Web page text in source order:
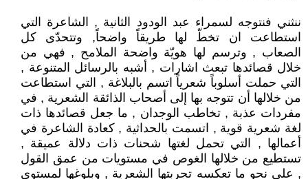
ننثني فنتوجه لسمراء عبد الودود الثانية , الشاعرة التي
استطاعت ان تخطّ لها طريقاً واضحاً, وتتحدّى كل
الصعاب , وترسم لها هويّة واضحة الملامح , فهي من
خلال قصائدها تبعث اشارات , أشبه بالرسائل المتنوعة ,
التي حملت أسلوباً شعرياً اتسم بالبلاغة , التي استطاعت
من خلالها أن تتوجه بها إلى أصحاب الذائقة الشعرية , في
مفردات عذبة , تخاطب الوجدان , ما جعل قصائدها ذات
لغة شعرية قوية , اتسمت بالحداثية , كعادة الشاعرة في
أعمالها , التي تحمل لغتها شحنات ذات دلالة عميقة ,
تستطيع من خلالها الغوص في مستويات من عمق القول
, على نحو ما تعكسه تجربتها الشعرية , وبلوغها لمستوى